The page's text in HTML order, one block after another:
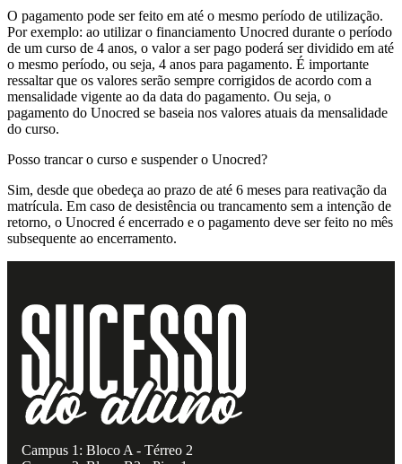
O pagamento pode ser feito em até o mesmo período de utilização.
Por exemplo: ao utilizar o financiamento Unocred durante o período
de um curso de 4 anos, o valor a ser pago poderá ser dividido em até
o mesmo período, ou seja, 4 anos para pagamento. É importante
ressaltar que os valores serão sempre corrigidos de acordo com a
mensalidade vigente ao da data do pagamento. Ou seja, o
pagamento do Unocred se baseia nos valores atuais da mensalidade
do curso.
Posso trancar o curso e suspender o Unocred?
Sim, desde que obedeça ao prazo de até 6 meses para reativação da
matrícula. Em caso de desistência ou trancamento sem a intenção de
retorno, o Unocred é encerrado e o pagamento deve ser feito no mês
subsequente ao encerramento.
Campus 1: Bloco A - Térreo 2